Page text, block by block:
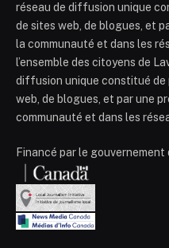
réseau de diffusion unique
de sites web, de blogues, et
la communauté et dans les
l’ensemble des citoyens de
diffusion unique constitué de
web, de blogues, et par une
communauté et dans les
Financé par le gouvernement